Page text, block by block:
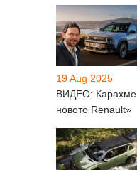
19 Aug 2025
ВИДЕО: Карахме
новото Renault»